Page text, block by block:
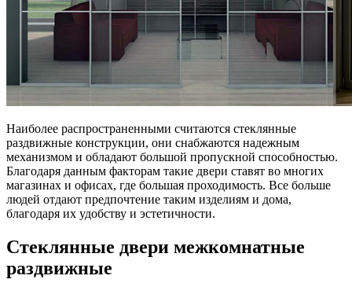
Наиболее распространенными считаются стеклянные
раздвижные конструкции, они снабжаются надежным
механизмом и обладают большой пропускной способностью.
Благодаря данным факторам такие двери ставят во многих
магазинах и офисах, где большая проходимость. Все больше
людей отдают предпочтение таким изделиям и дома,
благодаря их удобству и эстетичности.
Стеклянные двери межкомнатные
раздвижные